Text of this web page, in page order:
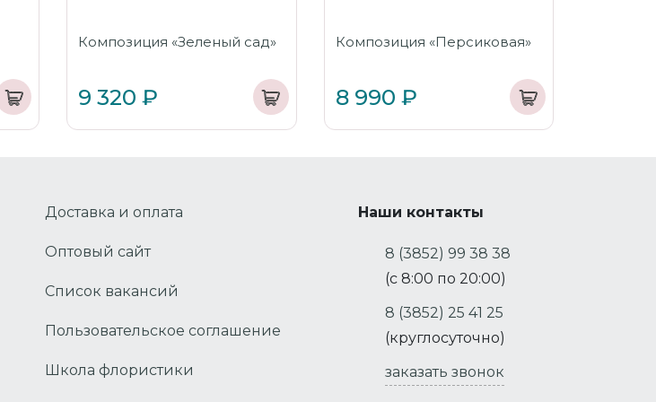
Композиция «Зеленый сад»
9 320 ₽
Композиция «Персиковая»
8 990 ₽
Доставка и оплата
Оптовый сайт
Список вакансий
Пользовательское соглашение
Школа флористики
Наши контакты
8 (3852) 99 38 38
(с 8:00 по 20:00)
8 (3852) 25 41 25
(круглосуточно)
заказать звонок